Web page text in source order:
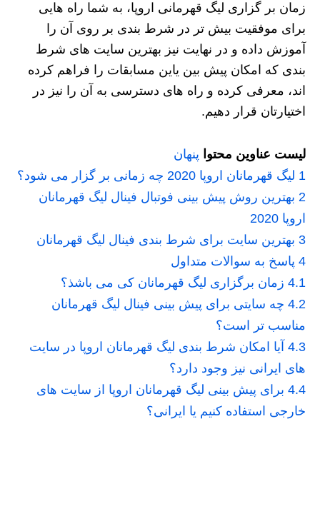
زمان بر گزاری ليگ قهرمانی اروپا، به شما راه هایی
برای موفقیت بیش تر در شرط بندی بر روی آن را
آموزش داده و در نهایت نیز بهترین سایت های شرط
بندی که امکان پیش بین یاین مسابقات را فراهم کرده
اند، معرفی کرده و راه های دسترسی به آن را نیز در
اختیارتان قرار دهیم.
لیست عناوین محتوا پنهان
1 لیگ قهرمانان اروپا 2020 چه زمانی بر گزار می شود؟
2 بهترین روش پیش بینی فوتبال فینال لیگ قهرمانان
اروپا 2020
3 بهترین سایت برای شرط بندی فینال لیگ قهرمانان
4 پاسخ به سوالات متداول
4.1 زمان برگزاری لیگ قهرمانان کی می باشذ؟
4.2 چه سایتی برای پیش بینی فینال لیگ قهرمانان
مناسب تر است؟
4.3 آیا امکان شرط بندی لیگ قهرمانان اروپا در سایت
های ایرانی نیز وجود دارد؟
4.4 برای پیش بینی لیگ قهرمانان اروپا از سایت های
خارجی استفاده کنیم یا ایرانی؟